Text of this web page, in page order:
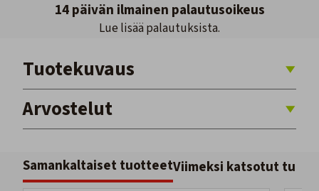
14 päivän ilmainen palautusoikeus
Lue lisää palautuksista.
Tuotekuvaus
Arvostelut
Samankaltaiset tuotteetViimeksi katsotut